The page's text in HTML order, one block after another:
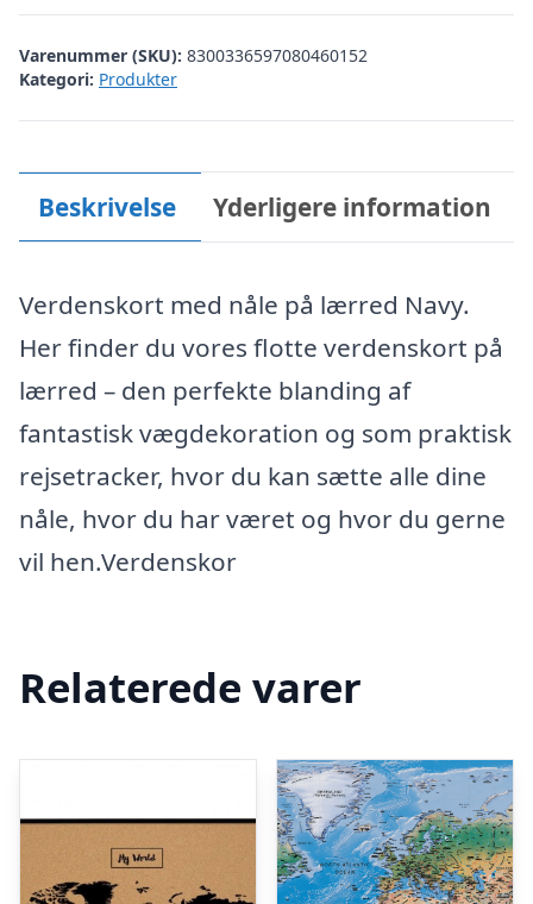
Varenummer (SKU): 8300336597080460152
Kategori: Produkter
Beskrivelse Yderligere information
Verdenskort med nåle på lærred Navy.
Her finder du vores flotte verdenskort på
lærred – den perfekte blanding af
fantastisk vægdekoration og som praktisk
rejsetracker, hvor du kan sætte alle dine
nåle, hvor du har været og hvor du gerne
vil hen.Verdenskor
Relaterede varer